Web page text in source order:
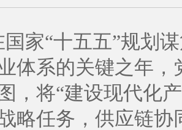
国家“十五五”规划
体系的关键之年
，将“建设现代化
略任务，供应链